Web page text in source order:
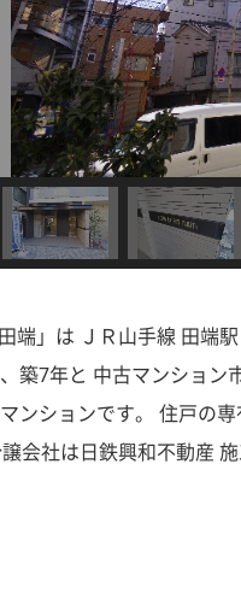
田端」は ＪＲ山手線 田端
築7年と 中古マンション
ンションです。 住戸の
会社は日鉄興和不動産